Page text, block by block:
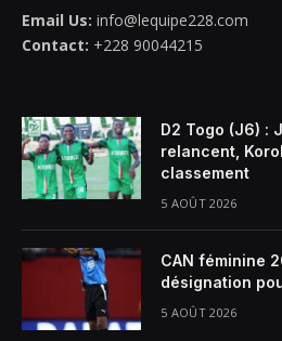
Email Us: info@lequipe228.com
Contact: +228 90044215
D2 Togo (J6) :
relancent,
classement
5 AOÛT 2026
CAN féminine
désignation
5 AOÛT 2026